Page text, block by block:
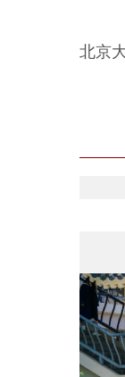
北京
2026
北京
聚焦